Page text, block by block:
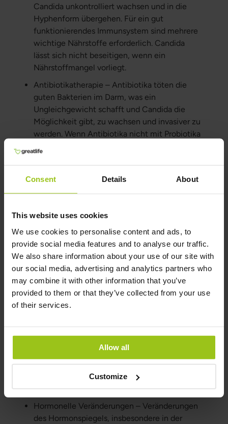
Consent Details About
This website uses cookies
We use cookies to personalise content and ads, to
provide social media features and to analyse our traffic.
We also share information about your use of our site with
our social media, advertising and analytics partners who
may combine it with other information that you’ve
provided to them or that they’ve collected from your use
of their services.
Allow all
Customize
Candida unkontrolliert wachsen und in die
Hyphenform übergehen. Für ein gut
funktionierendes Immunsystem sind mehrere
wichtige Nährstoffe erforderlich. Candida
lässt sich nicht beseitigen, wenn ein
Nährstoffmangel vorliegt.
Antibiotikatherapie – Antibiotika töten die
guten Bakterien im Darm, was ein
Ungleichgewicht schafft und Candida die
Möglichkeit gibt, zu wachsen und invasiver zu
werden. Wenn Antibiotika nicht mit Probiotika
Experten meint, dass man eine Candida-
Überwucherung hat, wenn man irgendwann
nicht mit Probiotika und Lebensstil
ausgeglichen hat.
Hoher Zuckerkonsum – Candida nutzt Zucker
als Nährstoff, und eine zucker- sowie
raffinierte-kohlenhydratreiche Ernährung kann
sein Wachstum und den Übergang in die
Hyphenform fördern.
Candida erleichtert, in seiner pathogenen
Form zu wachsen. Stressbewältigung ist ein
sehr wichtiger Faktor bei der Behandlung von
Candida.
Hormonelle Veränderungen – Veränderungen
des Hormonspiegels, insbesondere in der